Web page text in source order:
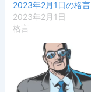
2023年2月1日の格言
2023年2月1日
格言